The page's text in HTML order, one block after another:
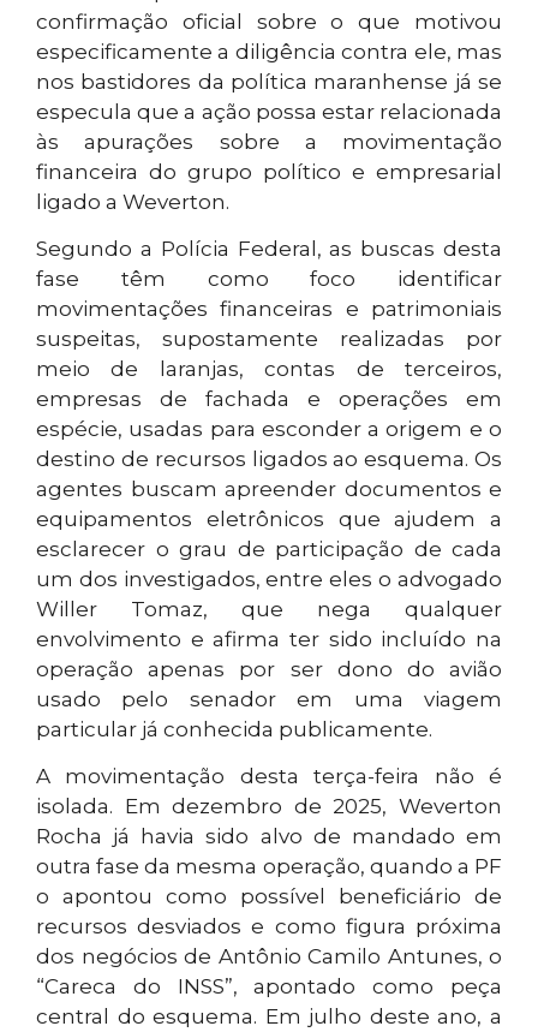
confirmação oficial sobre o que motivou
especificamente a diligência contra ele, mas
nos bastidores da política maranhense já se
especula que a ação possa estar relacionada
às apurações sobre a movimentação
financeira do grupo político e empresarial
ligado a Weverton.
Segundo a Polícia Federal, as buscas desta
fase têm como foco identificar
movimentações financeiras e patrimoniais
suspeitas, supostamente realizadas por
meio de laranjas, contas de terceiros,
empresas de fachada e operações em
espécie, usadas para esconder a origem e o
destino de recursos ligados ao esquema. Os
agentes buscam apreender documentos e
equipamentos eletrônicos que ajudem a
esclarecer o grau de participação de cada
um dos investigados, entre eles o advogado
Willer Tomaz, que nega qualquer
envolvimento e afirma ter sido incluído na
operação apenas por ser dono do avião
usado pelo senador em uma viagem
particular já conhecida publicamente.
A movimentação desta terça-feira não é
isolada. Em dezembro de 2025, Weverton
Rocha já havia sido alvo de mandado em
outra fase da mesma operação, quando a PF
o apontou como possível beneficiário de
recursos desviados e como figura próxima
dos negócios de Antônio Camilo Antunes, o
“Careca do INSS”, apontado como peça
central do esquema. Em julho deste ano, a